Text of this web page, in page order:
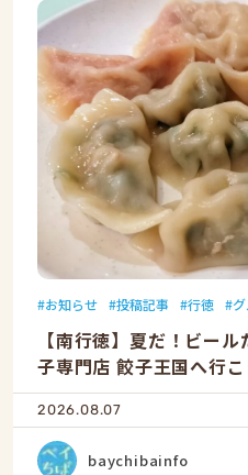
お知らせ 投稿記事 行徳
【南行徳】夏だ！ビー
子専門店 餃子王国へ行こ
2026.08.07
baychibainfo